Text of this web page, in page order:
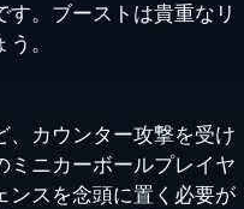
す。ブーストは貴重なリ
。
、カウンター攻撃を受け
ミニカーボールプレイヤ
ンスを念頭に置く必要が